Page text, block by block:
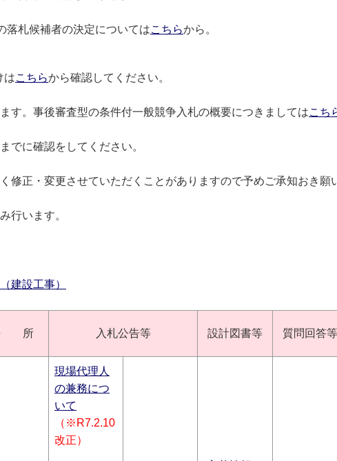
落札候補者の決定についてはこちらから。
はこちらから確認してください。
す。事後審査型の条件付一般競争入札の概要につきましてはこち
でに確認をしてください。
修正・変更させていただくことがありますので予めご承知おき願
行います。
建設工事）
所 入札公告等 設計図書等 質問回答等
現場代理人
の兼務につ
いて
（※R7.2.10
改正）